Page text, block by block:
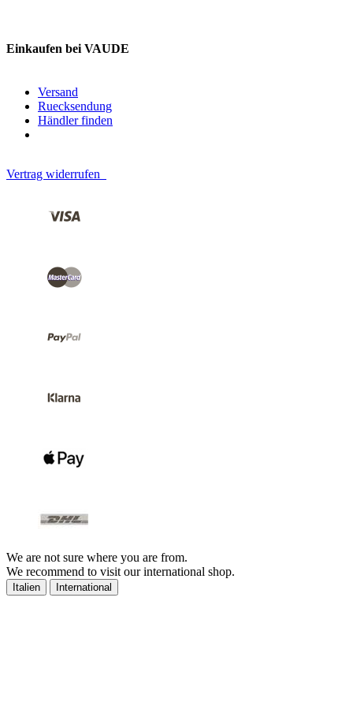
Einkaufen bei VAUDE
Versand
Ruecksendung
Händler finden
Vertrag widerrufen
We are not sure where you are from.
We recommend to visit our international shop.
Italien International